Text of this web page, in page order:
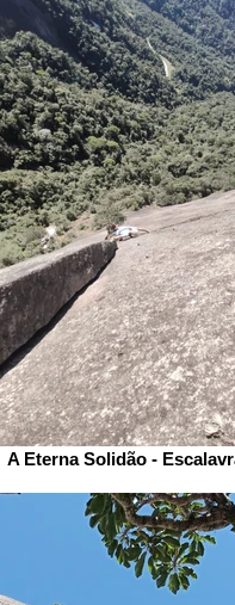
A Eterna Solidão -